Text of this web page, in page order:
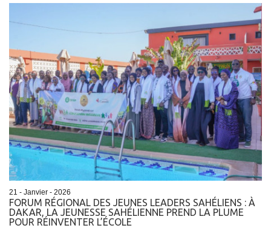
21 - Janvier - 2026
FORUM RÉGIONAL DES JEUNES LEADERS SAHÉLIENS : À
DAKAR, LA JEUNESSE SAHÉLIENNE PREND LA PLUME
POUR RÉINVENTER L’ÉCOLE